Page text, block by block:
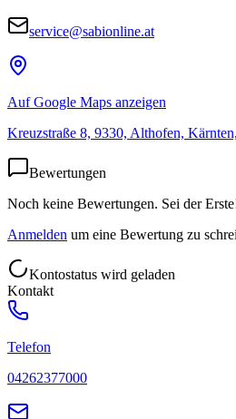
service@sabionline.at
Auf Google Maps anzeigen
Kreuzstraße 8, 9330, Althofen,
Bewertungen
Noch keine Bewertungen. Sei der
Anmelden um eine Bewertung zu
Kontostatus wird geladen
Kontakt
Telefon
04262377000